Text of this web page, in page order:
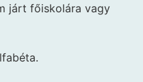
járt főiskolára vagy